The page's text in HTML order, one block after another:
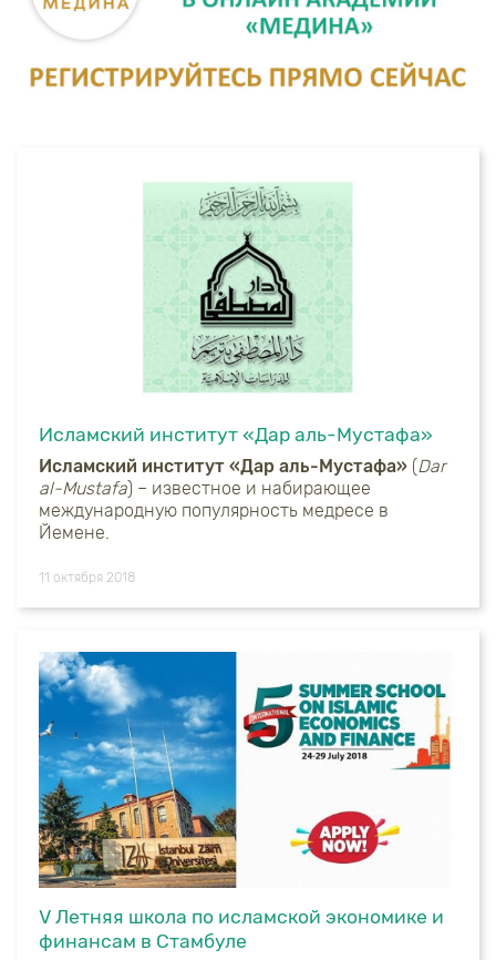
Исламский институт «Дар аль-Мустафа»
Исламский институт «Дар аль-Мустафа» (Dar
al-Mustafa) – известное и набирающее
международную популярность медресе в
Йемене.
11 октября 2018
V Летняя школа по исламской экономике и
финансам в Стамбуле